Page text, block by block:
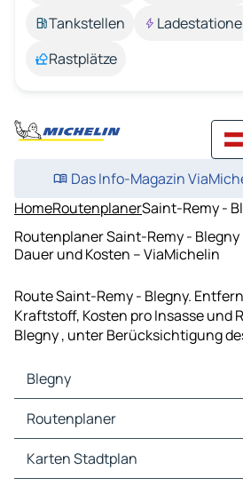
Tankstellen
Rastplätze
Das Info-Magazin
HomeRoutenplanerSaint-Remy -
Routenplaner Saint-Remy -
Dauer und Kosten – ViaMichelin
Route Saint-Remy - Blegny.
Kraftstoff, Kosten pro Insasse und
Blegny , unter Berücksichtigung
Blegny
Blegny Karten Stadtplan
Blegny Verkehr
Blegny Hotels
Blegny Restaurants
Routenplaner
Routenplaner Blegny - Aachen
Routenplaner Blegny - Lüttich
Karten Stadtplan